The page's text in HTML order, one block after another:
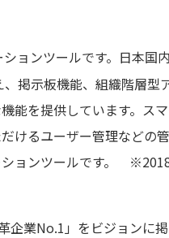
ョンツールです。日本国
掲示板機能、組織階層
能を提供しています。ス
けるユーザー管理などの
ションツールです。
業No.1」をビジョンに